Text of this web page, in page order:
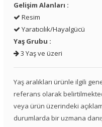
Gelişim Alanları :
Resim
Yaratıcılık/Hayalgücü
Yaş Grubu :
3 Yaş ve üzeri
Yaş aralıkları ürünle ilgili
referans olarak
veya ürün üzerindeki
durumlarda bir uzmana